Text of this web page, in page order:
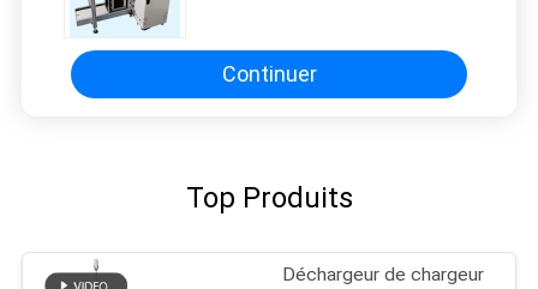
Continuer
Top Produits
Déchargeur de chargeur